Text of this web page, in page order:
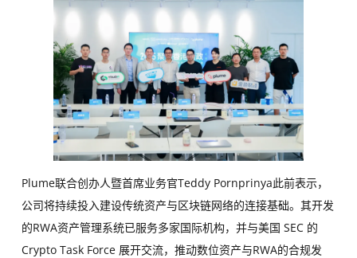
Plume联合创办人暨首席业务官Teddy Pornprinya此前表示，
公司将持续投入建设传统资产与区块链网络的连接基础。其开发
的RWA资产管理系统已服务多家国际机构，并与美国 SEC 的
Crypto Task Force 展开交流，推动数位资产与RWA的合规发